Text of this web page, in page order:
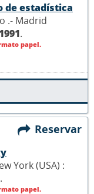
de estadística
.- Madrid
1991.
papel.
Reservar
York (USA) :
.
papel.